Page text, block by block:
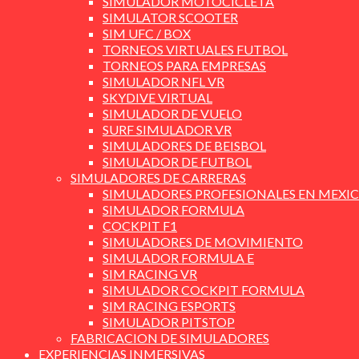
SIMULATOR SCOOTER
SIM UFC / BOX
TORNEOS VIRTUALES FUTBOL
TORNEOS PARA EMPRESAS
SIMULADOR NFL VR
SKYDIVE VIRTUAL
SIMULADOR DE VUELO
SURF SIMULADOR VR
SIMULADORES DE BEISBOL
SIMULADOR DE FUTBOL
SIMULADORES DE CARRERAS
SIMULADORES PROFESIONALES EN
SIMULADOR FORMULA
COCKPIT F1
SIMULADORES DE MOVIMIENTO
SIMULADOR FORMULA E
SIM RACING VR
SIMULADOR COCKPIT FORMULA
SIM RACING ESPORTS
SIMULADOR PITSTOP
FABRICACION DE SIMULADORES
EXPERIENCIAS INMERSIVAS